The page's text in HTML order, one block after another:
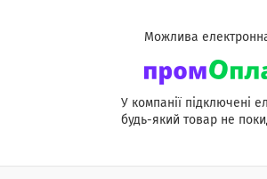
У компанії підключені
будь-який товар не